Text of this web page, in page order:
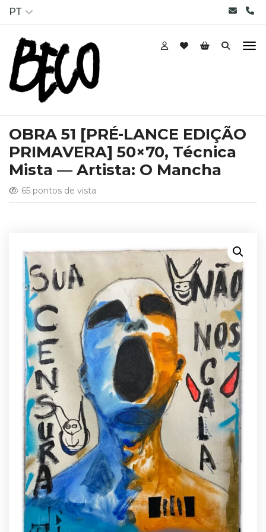
PT
OBRA 51 [PRÉ-LANCE EDIÇÃO
PRIMAVERA] 50×70, Técnica
Mista — Artista: O Mancha
65 pontos de vista